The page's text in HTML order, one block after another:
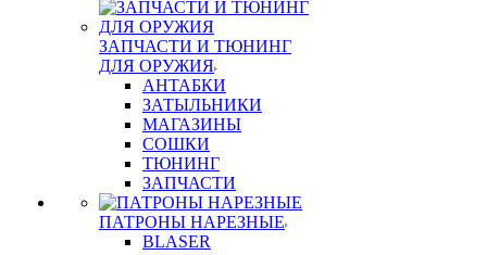
ЗАПЧАСТИ И ТЮНИНГ
ДЛЯ ОРУЖИЯ
АНТАБКИ
ЗАТЫЛЬНИКИ
МАГАЗИНЫ
СОШКИ
ТЮНИНГ
ЗАПЧАСТИ
ПАТРОНЫ НАРЕЗНЫЕ
BLASER